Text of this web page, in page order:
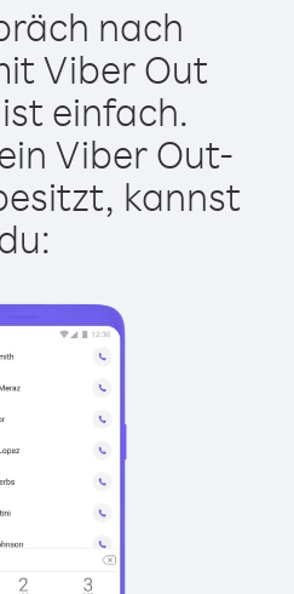
nach
Viber Out
einfach.
Viber Out-
kannst